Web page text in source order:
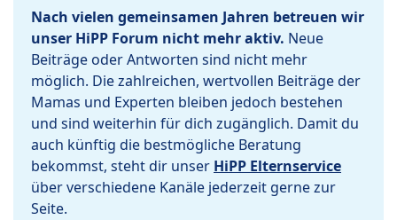
Nach vielen gemeinsamen Jahren betreuen wir
unser HiPP Forum nicht mehr aktiv. Neue
Beiträge oder Antworten sind nicht mehr
möglich. Die zahlreichen, wertvollen Beiträge der
Mamas und Experten bleiben jedoch bestehen
und sind weiterhin für dich zugänglich. Damit du
auch künftig die bestmögliche Beratung
bekommst, steht dir unser HiPP Elternservice
über verschiedene Kanäle jederzeit gerne zur
Seite.